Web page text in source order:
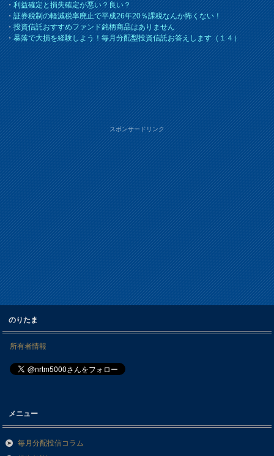
・利益確定と損失確定が悪い？良い？
・証券税制の軽減税率廃止で平成26年20％課税なんか怖くない！
・投資信託おすすめファンド銘柄商品はありません
・暴落で大損を経験しよう！毎月分配型投資信託お答えします（１４）
スポンサードリンク
のりたま
所有者情報
メニュー
毎月分配投信コラム